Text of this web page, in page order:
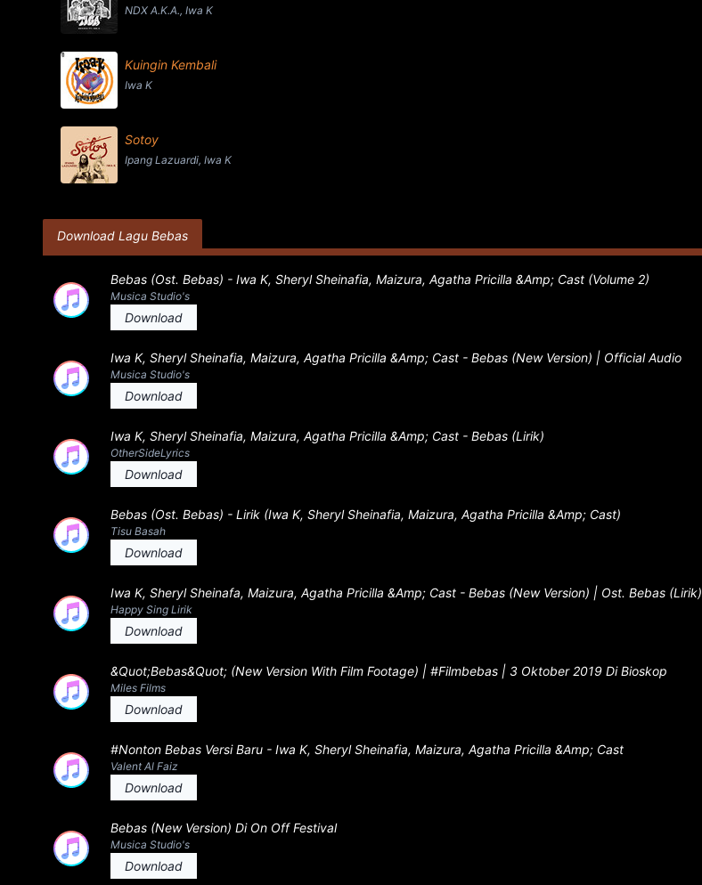
NDX A.K.A., Iwa K
Kuingin Kembali
Iwa K
Sotoy
Ipang Lazuardi, Iwa K
Download Lagu Bebas
Bebas (Ost. Bebas) - Iwa K, Sheryl Sheinafia, Maizura, Agatha Pricilla &Amp; Cast (Volume 2)
Musica Studio's
Download
Iwa K, Sheryl Sheinafia, Maizura, Agatha Pricilla &Amp; Cast - Bebas (New Version) | Official Audio
Musica Studio's
Download
Iwa K, Sheryl Sheinafia, Maizura, Agatha Pricilla &Amp; Cast - Bebas (Lirik)
OtherSideLyrics
Download
Bebas (Ost. Bebas) - Lirik (Iwa K, Sheryl Sheinafia, Maizura, Agatha Pricilla &Amp; Cast)
Tisu Basah
Download
Iwa K, Sheryl Sheinafa, Maizura, Agatha Pricilla &Amp; Cast - Bebas (New Version) | Ost. Bebas (Lirik)
Happy Sing Lirik
Download
&Quot;Bebas&Quot; (New Version With Film Footage) | #Filmbebas | 3 Oktober 2019 Di Bioskop
Miles Films
Download
#Nonton Bebas Versi Baru - Iwa K, Sheryl Sheinafia, Maizura, Agatha Pricilla &Amp; Cast
Valent Al Faiz
Download
Bebas (New Version) Di On Off Festival
Musica Studio's
Download